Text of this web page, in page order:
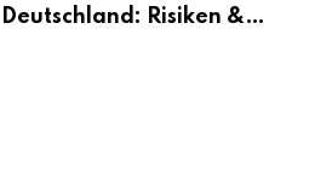
Deutschland: Risiken &